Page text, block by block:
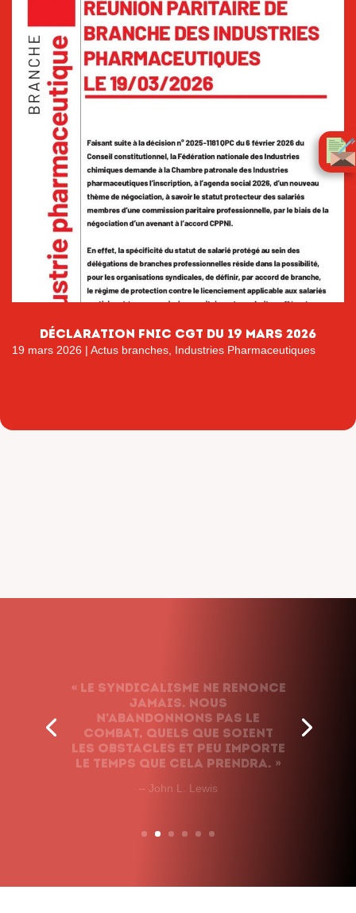
déclaration fnic cgt du 19 mars 2026
19 mars 2026 | Actus branches Industries Pharmaceutiques
jamais. Nous
n’abandonnons pas le
combat, quels que soient
les obstacles et peu importe
le temps que cela prendra. »